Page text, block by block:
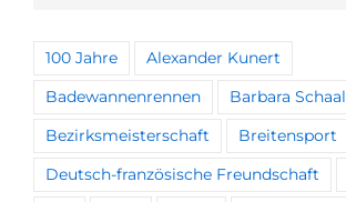
100 Jahre Alexander Kunert
Badewannenrennen Barbara Schaal
Bezirksmeisterschaft Breitensport
Deutsch-französische Freundschaft